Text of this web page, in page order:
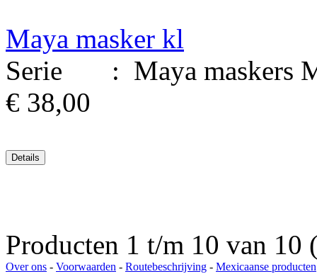
Maya masker kl
Serie : Maya maskers
€ 38,00
Producten 1 t/m 10 van 10
Over ons - Voorwaarden - Routebeschrijving - Mexicaanse producten